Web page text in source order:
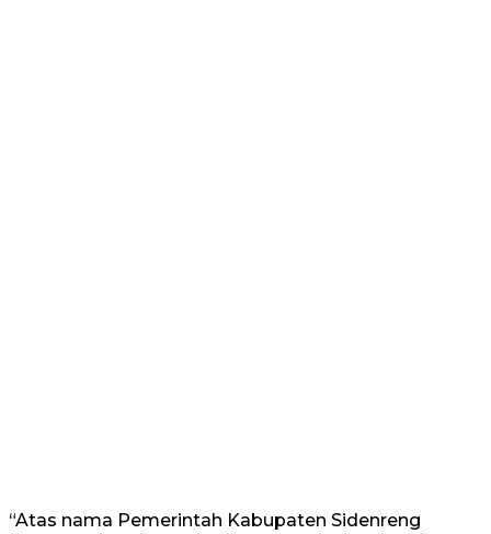
“Atas nama Pemerintah Kabupaten Sidenreng